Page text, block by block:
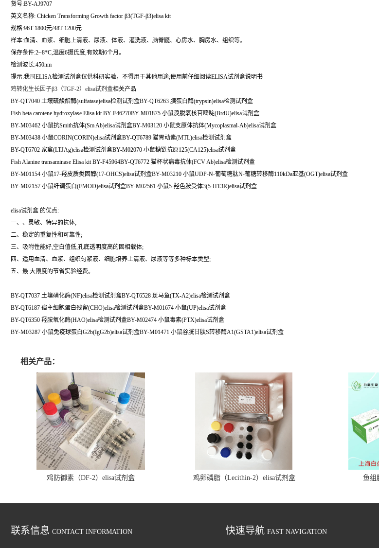
货号:BY-AJ9707
英文名称: Chicken Transforming Growth factor β3(TGF-β3)elisa kit
规格:96T 1800元/48T 1200元
样本:血清、血浆、细胞上清液、尿液、体液、灌洗液、脑脊髓、心房水、胸房水、组织等。
保存条件:2~8*C,温度6摄氏度,有效期6个月。
检测波长:450nm
提示:我司ELISA检测试剂盒仅供科研实验，不得用于其他用途;使用前仔细阅读ELISA试剂盒说明书
鸡转化生长因子β3（TGF-2）elisa试剂盒相关产品
BY-QT7040 土壤硫酸酯酶(sulfatase)elisa检测试剂盒BY-QT6263 胰蛋白酶(trypsin)elisa检测试剂盒
Fish beta carotene hydroxylase Elisa kit BY-F46270BY-M01875 小鼠溴脱氧核苷嘧啶(BrdU)elisa试剂盒
BY-M03462 小鼠抗Smith抗体(Sm Ab)elisa试剂盒BY-M03120 小鼠支原体抗体(Mycoplasmal-Ab)elisa试剂盒
BY-M03438 小鼠CORIN(CORIN)elisa试剂盒BY-QT6789 猫胃动素(MTL)elisa检测试剂盒
BY-QT6702 家禽(LTJAg)elisa检测试剂盒BY-M02070 小鼠糖链抗原125(CA125)elisa试剂盒
Fish Alanine transaminase Elisa kit BY-F45964BY-QT6772 猫杯状病毒抗体(FCV Ab)elisa检测试剂盒
BY-M01154 小鼠17-羟皮质类固醇(17-OHCS)elisa试剂盒BY-M03210 小鼠UDP-N-葡萄糖肽N-葡糖转移酶110kDa亚基(OGT)elisa试剂盒
BY-M02157 小鼠纤调蛋白(FMOD)elisa试剂盒BY-M02561 小鼠5-羟色胺受体3(5-HT3R)elisa试剂盒
elisa试剂盒 的优点:
一、、灵敏、特异的抗体;
二、稳定的重复性和可靠性;
三、吸附性能好,空白值低,孔底透明度高的固相载体;
四、适用血清、血浆、组织匀浆液、细胞培养上清液、尿液等等多种标本类型;
五、最 大限度的节省实验经费。
BY-QT7037 土壤硝化酶(NF)elisa检测试剂盒BY-QT6528 斑马鱼(TX-A2)elisa检测试剂盒
BY-QT6187 宿主细胞蛋白残留(CHO)elisa检测试剂盒BY-M01674 小鼠(UP)elisa试剂盒
BY-QT6350 羟胺氧化酶(HAO)elisa检测试剂盒BY-M02474 小鼠毒素(PTX)elisa试剂盒
BY-M03287 小鼠免疫球蛋白G2b(IgG2b)elisa试剂盒BY-M01471 小鼠谷胱甘肽S转移酶A1(GSTA1)elisa试剂盒
相关产品：
鸡防御素（DF-2）elisa试剂盒 鸡卵磷脂（Lecithin-2）elisa试剂盒 鱼组
联系信息 CONTACT INFORMATION 快速导航 FAST NAVIGATION